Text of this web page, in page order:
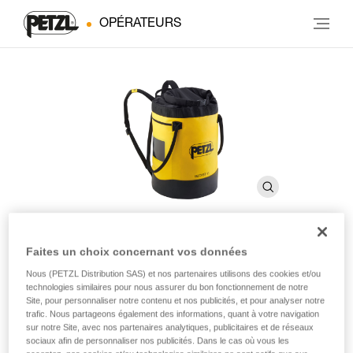
OPÉRATEURS
BUCKET 45
Sac auto-portant. 45 litres
Simple et robuste, le sac à corde BUCKET 45 permet de
Faites un choix concernant vos données
Nous (PETZL Distribution SAS) et nos partenaires utilisons des cookies et/ou
technologies similaires pour nous assurer du bon fonctionnement de notre
Site, pour personnaliser notre contenu et nos publicités, et pour analyser notre
trafic. Nous partageons également des informations, quant à votre navigation
sur notre Site, avec nos partenaires analytiques, publicitaires et de réseaux
sociaux afin de personnaliser nos publicités. Dans le cas où vous les